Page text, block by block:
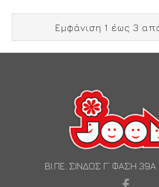
Εμφάνιση 1 έως 3
ΒΙ.ΠΕ. ΣΙΝΔΟΣ Γ’ ΦΑΣΗ 39Α